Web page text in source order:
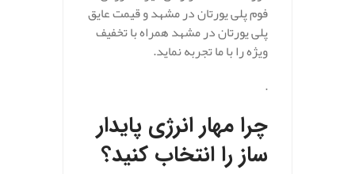
فوم پلی یورتان در مشهد و قیمت عایق
پلی یورتان در مشهد همراه با تخفیف
ویژه را با ما تجربه نماید.
.
چرا مهار انرژی پایدار
ساز را انتخاب کنید؟